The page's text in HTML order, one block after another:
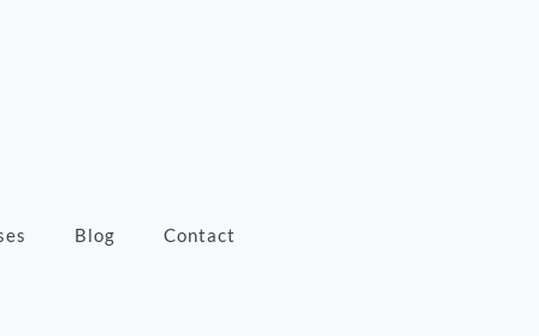
Blog Contact